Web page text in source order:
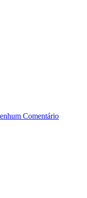
Comentário